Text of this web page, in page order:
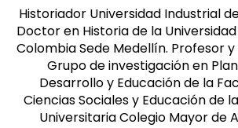
Masculino
Historiador Universidad Industrial
Doctor en Historia de la
Colombia Sede Medellín. Profesor
Grupo de investigación en
Desarrollo y Educación de la
Ciencias Sociales y Educación de
Universitaria Colegio Mayor de